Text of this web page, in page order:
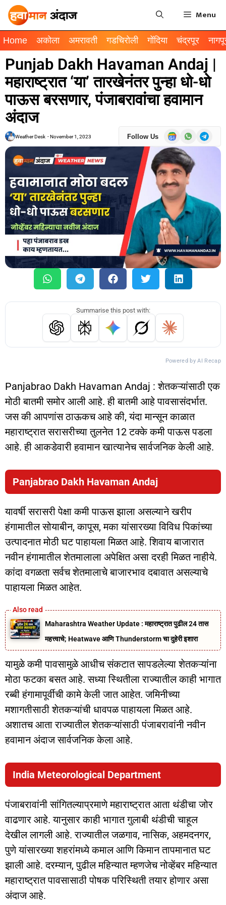
Menu
Home अकोला अमरावती गडचिरोली गोंदिया चंद्रपूर
Punjab Dakh Havaman Andaj |
महाराष्ट्रात ‘या’ तारखेनंतर पुन्हा धो-धो
पाऊस बरसणार, पंजाबरावांचा हवामान
अंदाज
Weather Desk -November 1, 2023 Follow Us
Summarise this post with:
Powered by AI Recap
Panjabrao Dakh Havaman Andaj : शेतकऱ्यांसाठी एक
मोठी बातमी समोर आली आहे. ही बातमी आहे पावसासंदर्भात.
जस की आपणांस ठाऊकच आहे की, यंदा मान्सून काळात
महाराष्ट्रात सरासरीच्या तुलनेत 12 टक्के कमी पाऊस पडला
आहे. ही आकडेवारी हवामान खात्यानेच सार्वजनिक केली आहे.
Panjabrao Dakh Havaman Andaj
यावर्षी सरासरी पेक्षा कमी पाऊस झाला असल्याने खरीप
हंगामातील सोयाबीन, कापूस, मका यांसारख्या विविध पिकांच्या
उत्पादनात मोठी घट पाहायला मिळत आहे. शिवाय बाजारात
नवीन हंगामातील शेतमालाला अपेक्षित असा दरही मिळत नाहीये.
कांदा वगळता सर्वच शेतमालाचे बाजारभाव दबावात असल्याचे
पाहायला मिळत आहेत.
Maharashtra Weather Update : महाराष्ट्रात पुढील 24 तास
महत्त्वाचे; Heatwave आणि Thunderstorm चा दुहेरी इशारा
यामुळे कमी पावसामुळे आधीच संकटात सापडलेल्या शेतकऱ्यांना
मोठा फटका बसत आहे. सध्या स्थितीला राज्यातील काही भागात
रब्बी हंगामापूर्वीची कामे केली जात आहेत. जमिनीच्या
मशागतीसाठी शेतकऱ्यांची धावपळ पाहायला मिळत आहे.
अशातच आता राज्यातील शेतकऱ्यांसाठी पंजाबरावांनी नवीन
हवामान अंदाज सार्वजनिक केला आहे.
India Meteorological Department
पंजाबरावांनी सांगितल्याप्रमाणे महाराष्ट्रात आता थंडीचा जोर
वाढणार आहे. यानुसार काही भागात गुलाबी थंडीची चाहूल
देखील लागली आहे. राज्यातील जळगाव, नासिक, अहमदनगर,
पुणे यांसारख्या शहरांमध्ये कमाल आणि किमान तापमानात घट
झाली आहे. दरम्यान, पुढील महिन्यात म्हणजेच नोव्हेंबर महिन्यात
महाराष्ट्रात पावसासाठी पोषक परिस्थिती तयार होणार असा
अंदाज आहे.